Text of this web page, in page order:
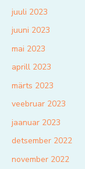
juuli 2023
juuni 2023
mai 2023
aprill 2023
märts 2023
veebruar 2023
jaanuar 2023
detsember 2022
november 2022